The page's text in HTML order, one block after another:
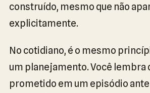
construído, mesmo que não
explicitamente.
No cotidiano, é o mesmo
um planejamento. Você lembra
prometido em um episódio